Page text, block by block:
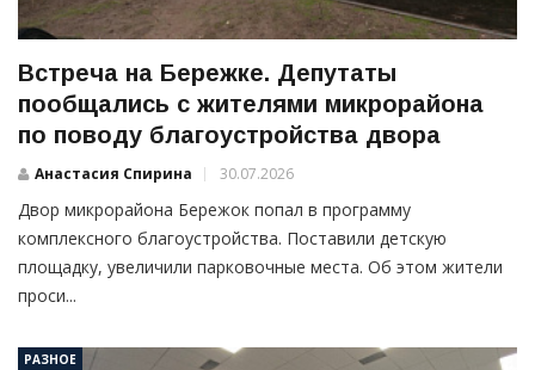
Встреча на Бережке. Депутаты
пообщались с жителями микрорайона
по поводу благоустройства двора
Анастасия Спирина 30.07.2026
Двор микрорайона Бережок попал в программу
комплексного благоустройства. Поставили детскую
площадку, увеличили парковочные места. Об этом жители
проси...
РАЗНОЕ